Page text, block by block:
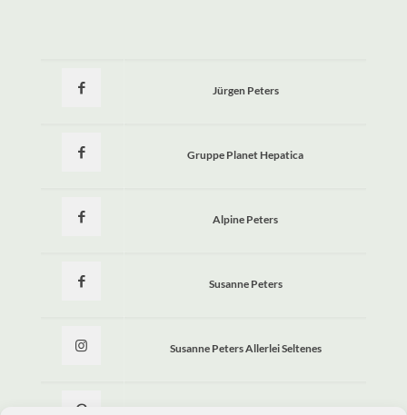
Jürgen Peters
Gruppe Planet Hepatica
Alpine Peters
Susanne Peters
Susanne Peters Allerlei Seltenes